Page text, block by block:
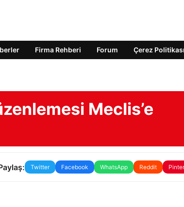
Firma Rehberi Forum Çerez Politikası
Meclis’e
Twitter Facebook WhatsApp Reddit